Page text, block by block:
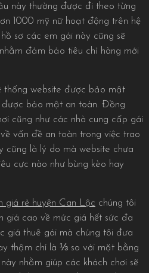
này thường được đi theo từng
1000 mỹ nữ hoạt động trên hệ
sơ các em gái này cũng sẽ
đảm bảo tiêu chỉ hàng mới
thống website được bảo mật
được bảo mật an toàn. Đồng
cũng như các nhà cung cấp gái
vấn đề an toàn trong việc trao
cũng là lý do mà website chưa
cực nào như bùng kèo hay
giá rẻ huyện Can Lộc chúng tôi
giá cao về mức giá hết sức đa
giá thuê gái mà chúng tôi đưa
thậm chí là ⅓ so với mặt bằng
nhằm giúp các khách chơi sẽ